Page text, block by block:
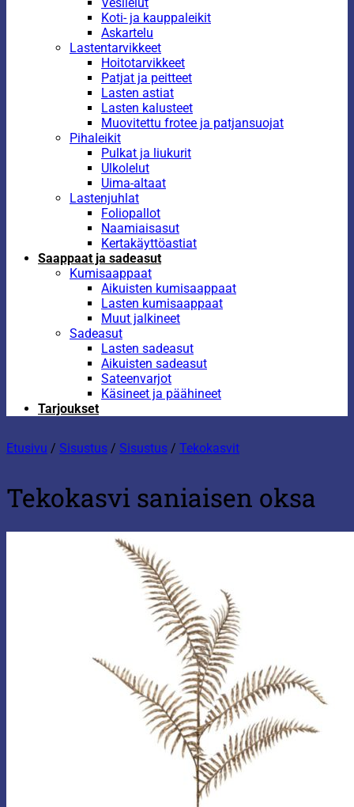
Koti- ja kauppaleikit
Askartelu
Lastentarvikkeet
Hoitotarvikkeet
Patjat ja peitteet
Lasten astiat
Lasten kalusteet
Muovitettu frotee ja patjansuojat
Pihaleikit
Pulkat ja liukurit
Ulkolelut
Uima-altaat
Lastenjuhlat
Foliopallot
Naamiaisasut
Kertakäyttöastiat
Saappaat ja sadeasut
Kumisaappaat
Aikuisten kumisaappaat
Lasten kumisaappaat
Muut jalkineet
Sadeasut
Lasten sadeasut
Aikuisten sadeasut
Sateenvarjot
Käsineet ja päähineet
Tarjoukset
Etusivu / Sisustus / Sisustus / Tekokasvit
Tekokasvi saniaisen oksa